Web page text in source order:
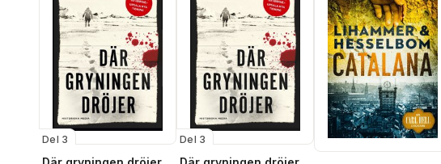
Del 3 Del 3